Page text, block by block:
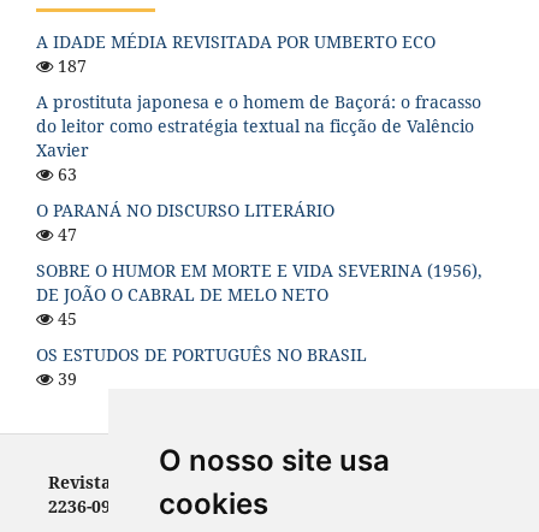
O nosso site usa
cookies
A IDADE MÉDIA REVISITADA POR UMBERTO ECO
187
A prostituta japonesa e o homem de Baçorá: o fracasso
do leitor como estratégia textual na ficção de Valêncio
Xavier
63
O PARANÁ NO DISCURSO LITERÁRIO
47
SOBRE O HUMOR EM MORTE E VIDA SEVERINA (1956),
DE JOÃO O CABRAL DE MELO NETO
45
OS ESTUDOS DE PORTUGUÊS NO BRASIL
39
Revista Letras - ISSN 0100-0888 (versão impressa) e
2236-0999 (versão eletrônica)